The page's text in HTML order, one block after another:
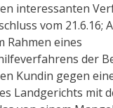
interessanten
vom 21.6.16;
Rahmen eines
der
Kundin gegen
Landgerichts mit